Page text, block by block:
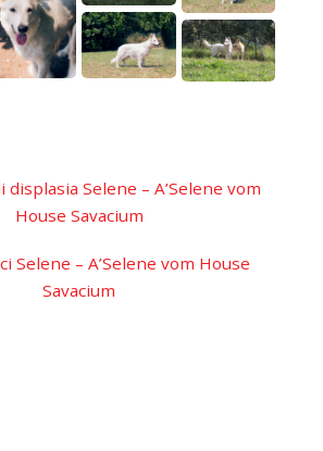
displasia Selene – A’Selene vom
House Savacium
Selene – A’Selene vom House
Savacium